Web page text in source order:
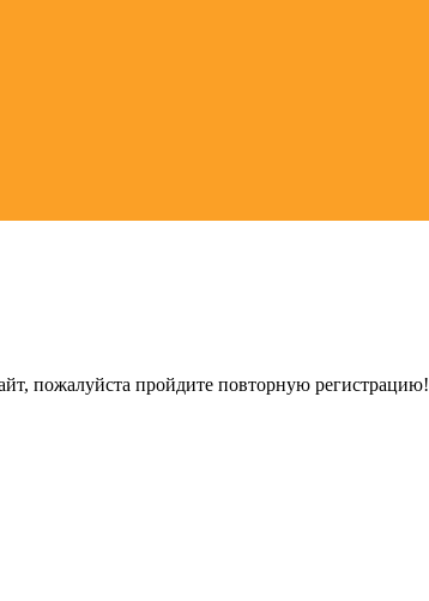
пожалуйста пройдите повторную регистрацию!